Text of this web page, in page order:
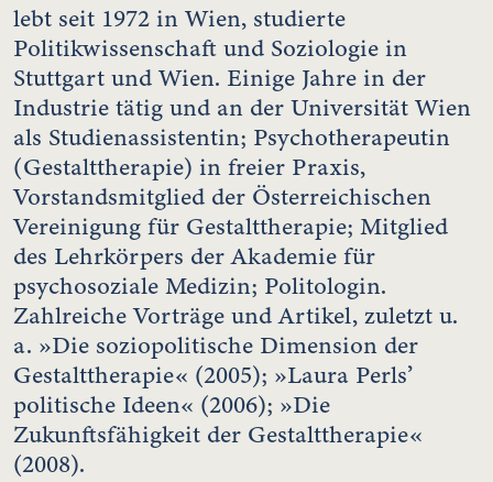
lebt seit 1972 in Wien, studierte
Politikwissenschaft und Soziologie in
Stuttgart und Wien. Einige Jahre in der
Industrie tätig und an der Universität Wien
als Studienassistentin; Psychotherapeutin
(Gestalttherapie) in freier Praxis,
Vorstandsmitglied der Österreichischen
Vereinigung für Gestalttherapie; Mitglied
des Lehrkörpers der Akademie für
psychosoziale Medizin; Politologin.
Zahlreiche Vorträge und Artikel, zuletzt u.
a. »Die soziopolitische Dimension der
Gestalttherapie« (2005); »Laura Perls’
politische Ideen« (2006); »Die
Zukunftsfähigkeit der Gestalttherapie«
(2008).